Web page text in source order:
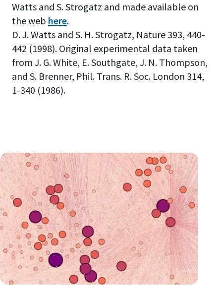
Watts and S. Strogatz and made available on
the web here.
D. J. Watts and S. H. Strogatz, Nature 393, 440-
442 (1998). Original experimental data taken
from J. G. White, E. Southgate, J. N. Thompson,
and S. Brenner, Phil. Trans. R. Soc. London 314,
1-340 (1986).